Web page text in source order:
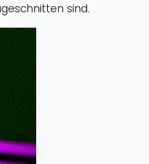
sind.